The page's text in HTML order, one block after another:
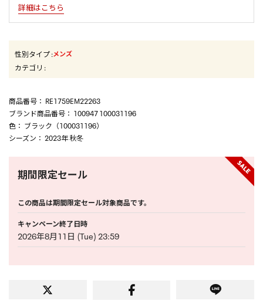
詳細はこちら
性別タイプ:メンズ
カテゴリ :
商品番号 ： RE1759EM22263
ブランド商品番号 ： 100947 100031196
色 ： ブラック（100031196）
シーズン ： 2023年 秋冬
期間限定セール
この商品は期間限定セール対象商品です。
キャンペーン終了日時
2026年8月11日 (Tue) 23:59